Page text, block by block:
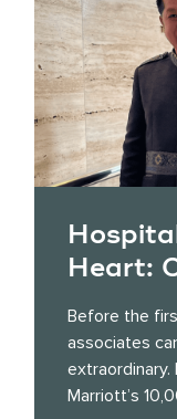
Heart:
Before the
associates
Marriott’s